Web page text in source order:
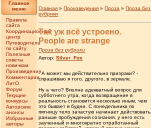
Главное
меню
Правила
сайта
Координационный
центр
Путеводитель
по сайту
Полезные
советы
новичкам
Произведения
Комментарии
ЛитО
Форум
Текущие
конкурсы
Авторские
анонсы
Избранные
авторы
Главная »Произведения »Проза »Проза без
рубрики
Так уж всë устроено.
People are strange
Проза без рубрики
Автор:Silver_Fox
- А может мы действительно призраки? -
спрашиваю я того, другого, в зеркале.
Ну а чего? Вполне адекватный вопрос для
субботнего утра, когда возвращение в
реальность становится несколько иным, чем
это бывает в будни. С понедельника по
пятницу тело зачастую начинает действовать
раньше пробуждения сознания, у него есть
заученный и многократно отработанный